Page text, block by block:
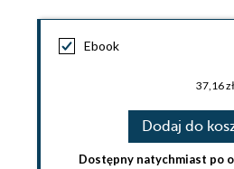
Ebook
37,16
Dodaj do
Dostępny natychmiast po